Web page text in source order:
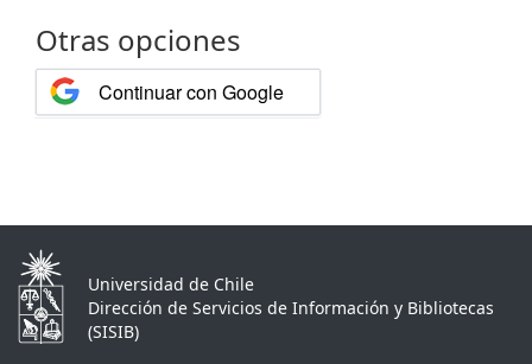
Otras opciones
Continuar con Google
Universidad de Chile
Dirección de Servicios de Información y Bibliotecas
(SISIB)